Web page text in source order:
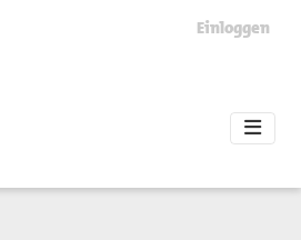
Einloggen